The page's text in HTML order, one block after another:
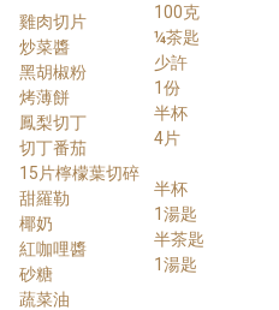
雞肉切片
炒菜醬
黑胡椒粉
烤薄餅
鳳梨切丁
切丁番茄
15片檸檬葉切碎
甜羅勒
椰奶
紅咖哩醬
砂糖
蔬菜油
100克
¼茶匙
少許
1份
半杯
4片
半杯
1湯匙
半茶匙
1湯匙